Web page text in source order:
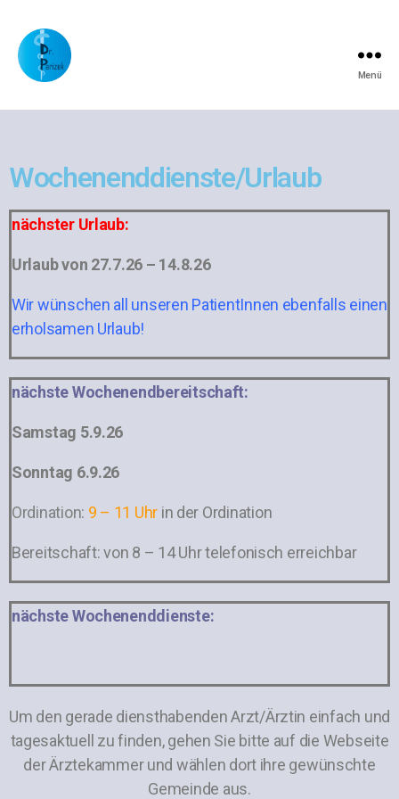
Menü
Wochenenddienste/Urlaub
nächster Urlaub:
Urlaub von 27.7.26 – 14.8.26
Wir wünschen all unseren PatientInnen ebenfalls einen
erholsamen Urlaub!
nächste Wochenendbereitschaft:
Samstag 5.9.26
Sonntag 6.9.26
Ordination: 9 – 11 Uhr in der Ordination
Bereitschaft: von 8 – 14 Uhr telefonisch erreichbar
nächste Wochenenddienste:
Um den gerade diensthabenden Arzt/Ärztin einfach und
tagesaktuell zu finden, gehen Sie bitte auf die Webseite
der Ärztekammer und wählen dort ihre gewünschte
Gemeinde aus.